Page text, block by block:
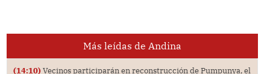
Más leídas de Andina
(14:10) Vecinos participarán en reconstrucción de Pumpunya, el